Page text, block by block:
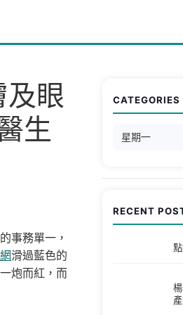
眼
生
事務單一，
滑過藍色的
炮而紅，而
CATEGORIES
星期一
RECENT